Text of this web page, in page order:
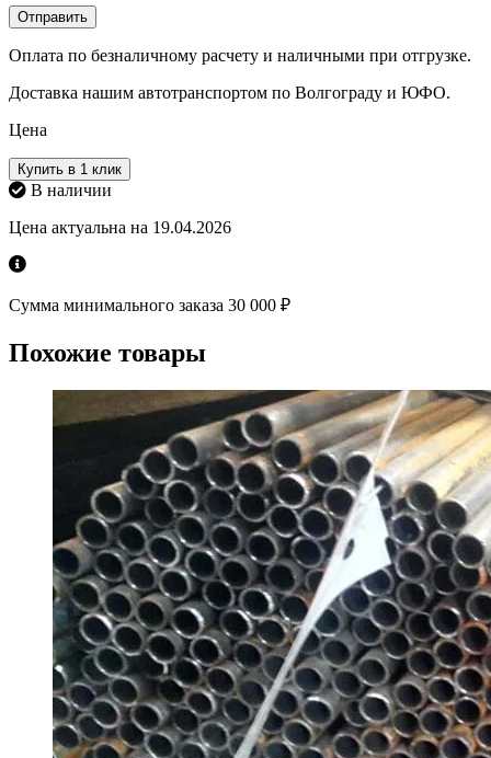
Оплата по безналичному расчету и наличными при отгрузке.
Доставка нашим автотранспортом по Волгограду и ЮФО.
Цена
Купить в 1 клик
В наличии
Цена актуальна на 19.04.2026
Сумма минимального заказа 30 000 ₽
Похожие товары